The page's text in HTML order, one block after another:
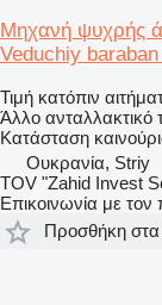
Μηχανή ψυχρής
Veduchiy
Τιμή κατόπιν
Άλλο ανταλλακτικό
Κατάσταση
Ουκρανία, Striy
TOV "Zahid Invest
Επικοινωνία με
Προσθήκη